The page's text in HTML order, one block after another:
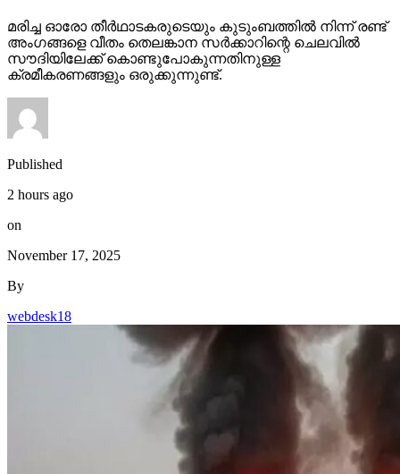
മരിച്ച ഓരോ തീര്‍ഥാടകരുടെയും കുടുംബത്തില്‍ നിന്ന് രണ്ട്
അംഗങ്ങളെ വീതം തെലങ്കാന സര്‍ക്കാറിന്റെ ചെലവില്‍
സൗദിയിലേക്ക് കൊണ്ടുപോകുന്നതിനുള്ള
ക്രമീകരണങ്ങളും ഒരുക്കുന്നുണ്ട്.
Published
2 hours ago
on
November 17, 2025
By
webdesk18